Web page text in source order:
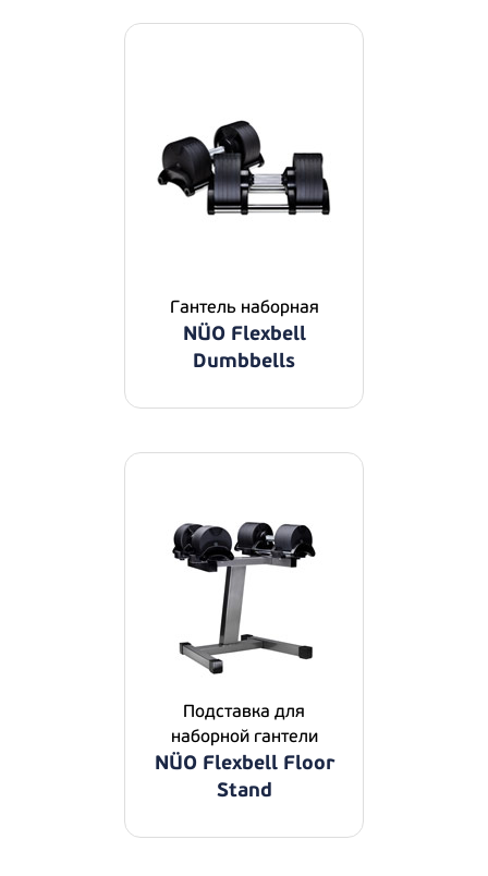
Гантель наборная
NÜO Flexbell
Dumbbells
Подставка для
наборной гантели
NÜO Flexbell Floor
Stand